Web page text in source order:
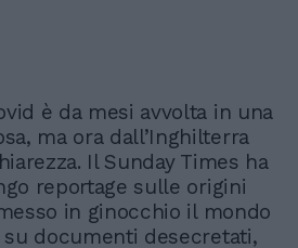
è da mesi avvolta in una
ma ora dall’Inghilterra
Il Sunday Times ha
reportage sulle origini
in ginocchio il mondo
documenti desecretati,